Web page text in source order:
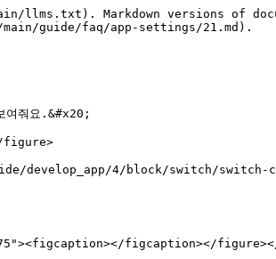
llms.txt). Markdown versions of
guide/faq/app-settings/21.md).
여줘요.&#x20;
figure>
develop_app/4/block/switch/switch-
figcaption></